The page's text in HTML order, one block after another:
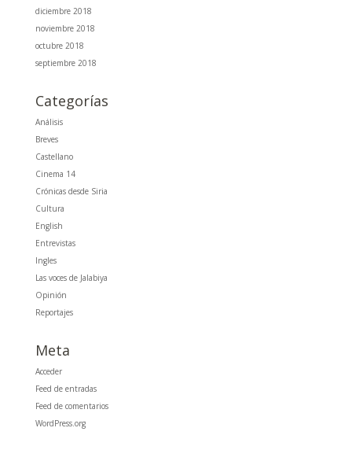
diciembre 2018
noviembre 2018
octubre 2018
septiembre 2018
Categorías
Análisis
Breves
Castellano
Cinema 14
Crónicas desde Siria
Cultura
English
Entrevistas
Ingles
Las voces de Jalabiya
Opinión
Reportajes
Meta
Acceder
Feed de entradas
Feed de comentarios
WordPress.org